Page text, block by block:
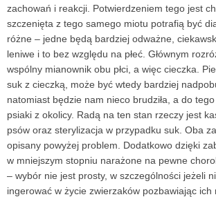
zachowań i reakcji. Potwierdzeniem tego jest
szczenięta z tego samego miotu potrafią być
różne – jedne będą bardziej odważne,
leniwe i to bez względu na płeć. Głównym
wspólny mianownik obu płci, a więc cieczka.
suk z cieczką, może być wtedy bardziej
natomiast będzie nam nieco brudziła, a do tego
psiaki z okolicy. Radą na ten stan rzeczy jest
psów oraz sterylizacja w przypadku suk. Oba
opisany powyżej problem. Dodatkowo dzięki
w mniejszym stopniu narażone na pewne
– wybór nie jest prosty, w szczególności jeżeli
ingerować w życie zwierzaków pozbawiając ich